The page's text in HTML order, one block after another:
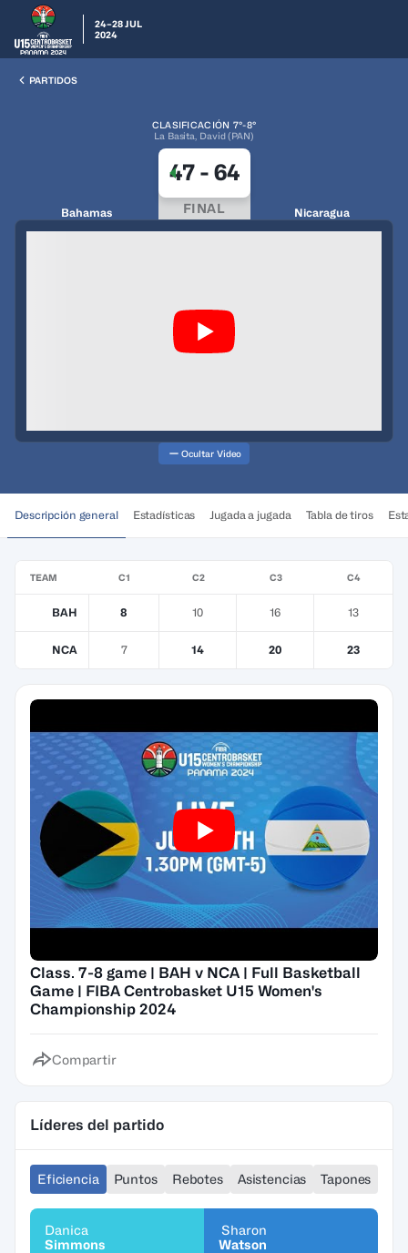
24–28 JUL
2024
PARTIDOS
CLASIFICACIÓN 7°-8°
La Basita, David (PAN)
Bahamas
47- 64
FINAL Nicaragua
Ocultar Video
Descripción general Estadísticas Jugada a jugada Tabla de tiros
TEAM C1 C2 C3 C4
BAH 8 10 16 13
NCA 7 14 20 23
Class. 7-8 game | BAH v NCA | Full Basketball
Game | FIBA Centrobasket U15 Women's
Championship 2024
Compartir
Líderes del partido
Eficiencia Puntos Rebotes Asistencias Tapones
Danica
Simmons
Sharon
Watson